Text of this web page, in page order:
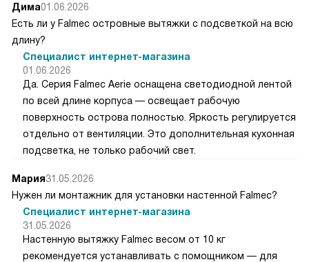
Дима01.06.2026
Есть ли у Falmec островные вытяжки с подсветкой на всю
длину?
Специалист интернет-магазина
01.06.2026
Да. Серия Falmec Aerie оснащена светодиодной лентой
по всей длине корпуса — освещает рабочую
поверхность острова полностью. Яркость регулируется
отдельно от вентиляции. Это дополнительная кухонная
подсветка, не только рабочий свет.
Мария31.05.2026
Нужен ли монтажник для установки настенной Falmec?
Специалист интернет-магазина
31.05.2026
Настенную вытяжку Falmec весом от 10 кг
рекомендуется устанавливать с помощником — для